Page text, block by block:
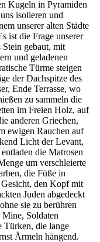
Kugeln in Pyramiden
isolieren und
unserer alten Städte
ist die Frage unserer
gebaut, mit
und geladenen
Türme steigen
der Dachspitze des
Ende Terrasse, wo
zu sammeln die
im Freien Holz, auf
anderen Griechen,
ewigen Rauchen auf
Licht der Levant,
die Matrosen
um verschleierte
die Füße in
den Kopf mit
Juden abgedeckt
sie zu berühren
Mine, Soldaten
Türken, die lange
Ärmeln hängend.